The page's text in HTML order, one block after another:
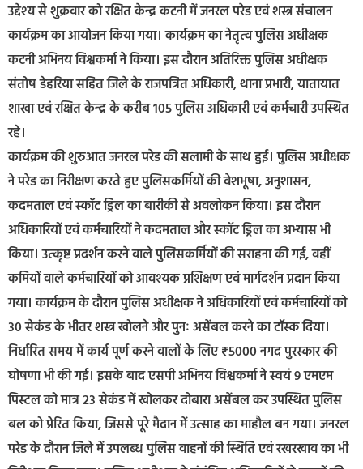
उद्देश्य से शुक्रवार को रक्षित केन्द्र कटनी में जनरल परेड एवं शस्त्र संचालन
कार्यक्रम का आयोजन किया गया। कार्यक्रम का नेतृत्व पुलिस अधीक्षक
कटनी अभिनय विश्वकर्मा ने किया। इस दौरान अतिरिक्त पुलिस अधीक्षक
संतोष डेहरिया सहित जिले के राजपत्रित अधिकारी, थाना प्रभारी, यातायात
शाखा एवं रक्षित केन्द्र के करीब 105 पुलिस अधिकारी एवं कर्मचारी उपस्थित
रहे।
कार्यक्रम की शुरुआत जनरल परेड की सलामी के साथ हुई। पुलिस अधीक्षक
ने परेड का निरीक्षण करते हुए पुलिसकर्मियों की वेशभूषा, अनुशासन,
कदमताल एवं स्कॉट ड्रिल का बारीकी से अवलोकन किया। इस दौरान
अधिकारियों एवं कर्मचारियों ने कदमताल और स्कॉट ड्रिल का अभ्यास भी
किया। उत्कृष्ट प्रदर्शन करने वाले पुलिसकर्मियों की सराहना की गई, वहीं
कमियों वाले कर्मचारियों को आवश्यक प्रशिक्षण एवं मार्गदर्शन प्रदान किया
गया। कार्यक्रम के दौरान पुलिस अधीक्षक ने अधिकारियों एवं कर्मचारियों को
30 सेकंड के भीतर शस्त्र खोलने और पुनः असेंबल करने का टॉस्क दिया।
निर्धारित समय में कार्य पूर्ण करने वालों के लिए ₹5000 नगद पुरस्कार की
घोषणा भी की गई। इसके बाद एसपी अभिनय विश्वकर्मा ने स्वयं 9 एमएम
पिस्टल को मात्र 23 सेकंड में खोलकर दोबारा असेंबल कर उपस्थित पुलिस
बल को प्रेरित किया, जिससे पूरे मैदान में उत्साह का माहौल बन गया। जनरल
परेड के दौरान जिले में उपलब्ध पुलिस वाहनों की स्थिति एवं रखरखाव का भी